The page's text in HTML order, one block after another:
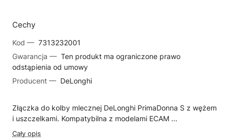
Cechy
Kod — 7313232001
Gwarancja — Ten produkt ma ograniczone prawo
odstąpienia od umowy
Producent — DeLonghi
Złączka do kolby mlecznej DeLonghi PrimaDonna S z wężem
i uszczelkami. Kompatybilna z modelami ECAM ...
Cały opis